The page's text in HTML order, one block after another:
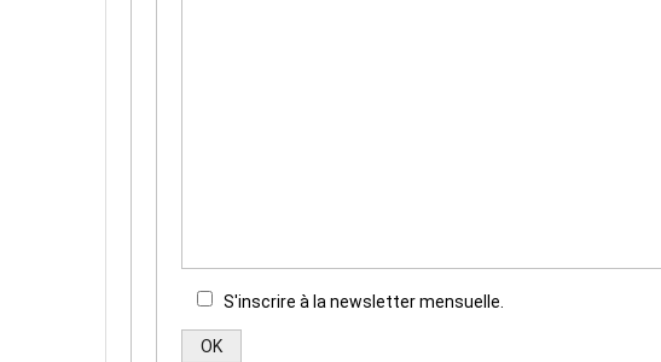
S'inscrire à la newsletter mensuelle.